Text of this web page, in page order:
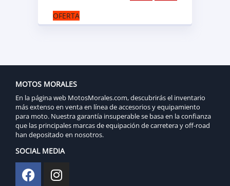
OFERTA
MOTOS MORALES
En la página web MotosMorales.com, descubrirás el inventario
más extenso en venta en línea de accesorios y equipamiento
para moto. Nuestra garantía insuperable se basa en la confianza
que las principales marcas de equipación de carretera y off-road
han depositado en nosotros.
SOCIAL MEDIA